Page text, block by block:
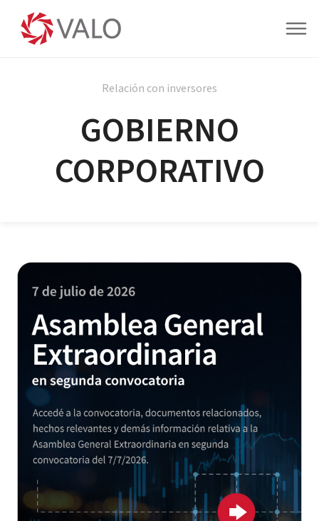
Relación con inversores
GOBIERNO
CORPORATIVO